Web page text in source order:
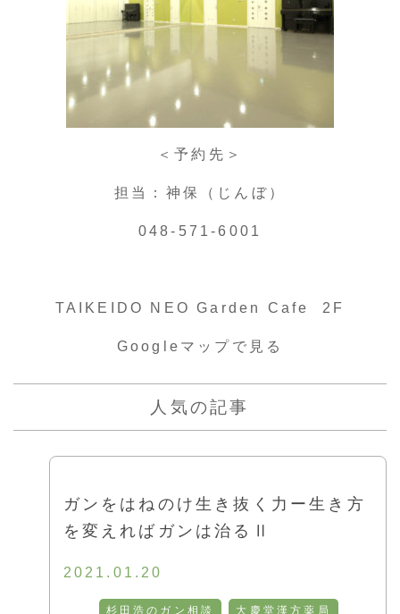
＜予約先＞
担当：神保（じんぼ）
048-571-6001
TAIKEIDO NEO Garden Cafe 2F
Googleマップで見る
人気の記事
ガンをはねのけ生き抜く力ー生き方
を変えればガンは治るⅡ
2021.01.20
杉田浩のガン相談 大慶堂漢方薬局